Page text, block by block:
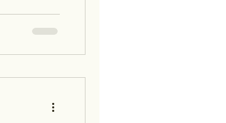
アジア」
発展」戊
探究コー
した。 ①
解など→